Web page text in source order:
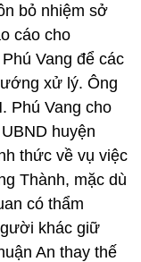
bỏ nhiệm sở
cáo cho
Vang để các
xử lý. Ông
Phú Vang cho
huyện
thức về vụ việc
Thành, mặc dù
có thẩm
khác giữ
An thay thế